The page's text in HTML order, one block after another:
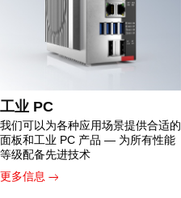
工业 PC
我们可以为各种应用场景提供合适的
面板和工业 PC 产品 — 为所有性能
等级配备先进技术
更多信息